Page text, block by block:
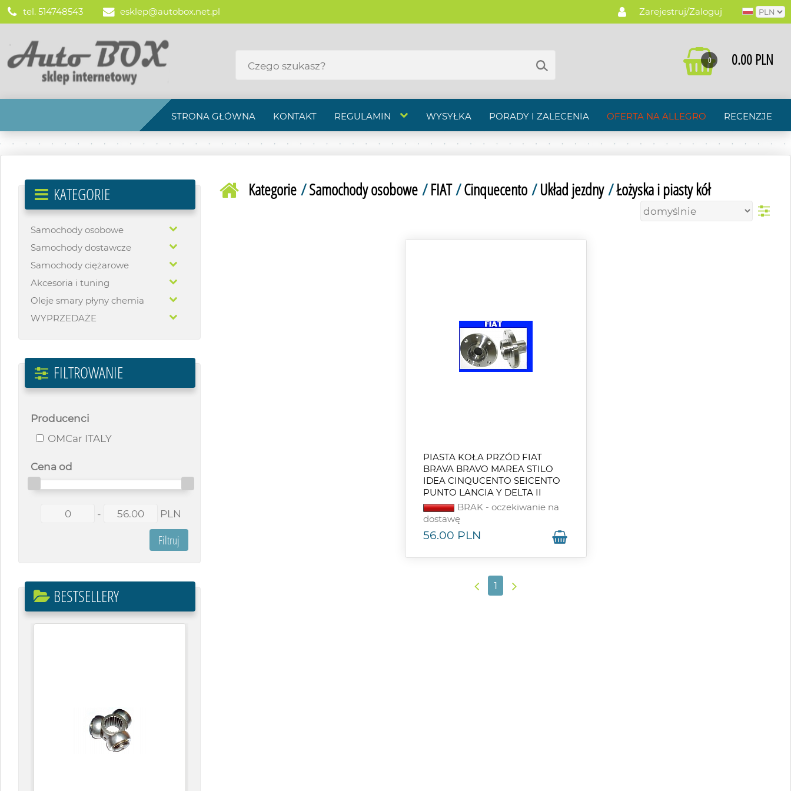
Zarejestruj/Zaloguj
tel. 514748543 esklep@autobox.net.pl
0.00 PLN
0
STRONA GŁÓWNA KONTAKT REGULAMIN WYSYŁKA PORADY I ZALECENIA OFERTA NA ALLEGRO RECENZJE
KATEGORIE
Samochody osobowe
Samochody dostawcze
Samochody ciężarowe
Akcesoria i tuning
Oleje smary płyny chemia
WYPRZEDAŻE
FILTROWANIE
Producenci
OMCar ITALY
Cena od
- PLN
BESTSELLERY
Kategorie/Samochody osobowe/FIAT/Cinquecento/Układ jezdny/Łożyska i piasty kół
PIASTA KOŁA PRZÓD FIAT
BRAVA BRAVO MAREA STILO
IDEA CINQUCENTO SEICENTO
PUNTO LANCIA Y DELTA II
BRAK - oczekiwanie na
dostawę
56.00 PLN
1